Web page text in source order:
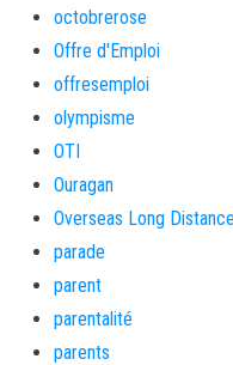
octobrerose
Offre d'Emploi
offresemploi
olympisme
OTI
Ouragan
Overseas Long
parade
parent
parentalité
parents